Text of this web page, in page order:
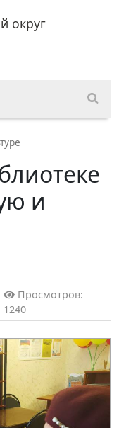
округ
и
Просмотров:
1240